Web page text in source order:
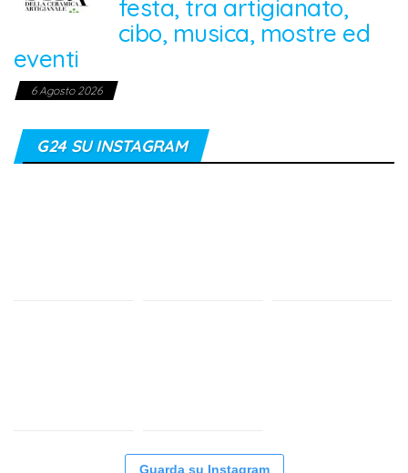
festa, tra artigianato,
cibo, musica, mostre ed
eventi
6 Agosto 2026
G24 SU INSTAGRAM
Guarda su Instagram